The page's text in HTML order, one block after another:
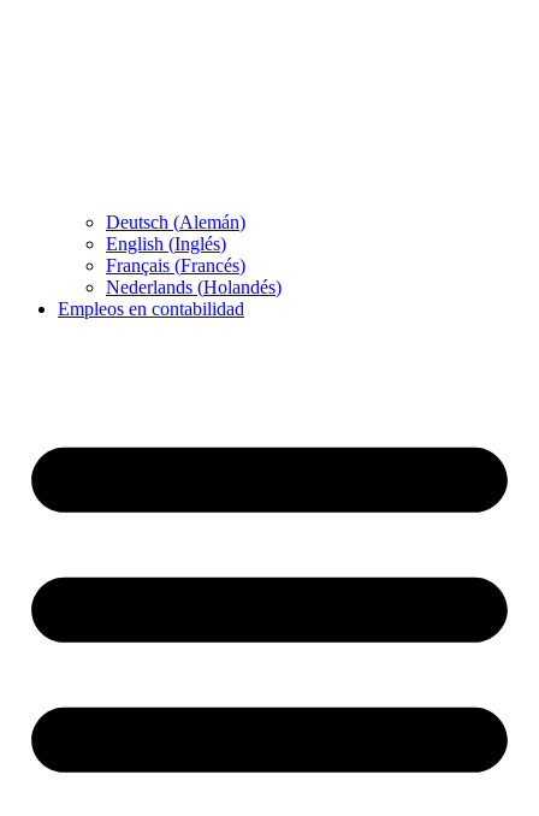
Deutsch (Alemán)
English (Inglés)
Français (Francés)
Nederlands (Holandés)
Empleos en contabilidad